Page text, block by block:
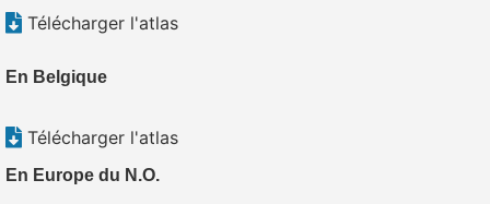
Télécharger l'atlas
En Belgique
Télécharger l'atlas
En Europe du N.O.